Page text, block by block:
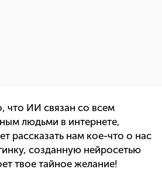
что ИИ связан со всем
людьми в интернете,
рассказать нам кое-что о нас
созданную нейросетью
твое тайное желание!